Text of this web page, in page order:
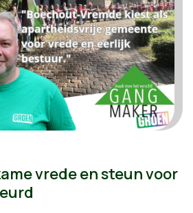
vrede en steun voor